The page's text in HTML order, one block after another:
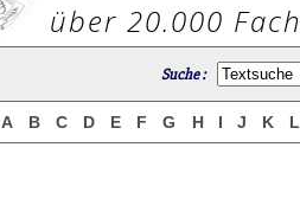
über 20.000
Suche :
A B C D E F G H I J K